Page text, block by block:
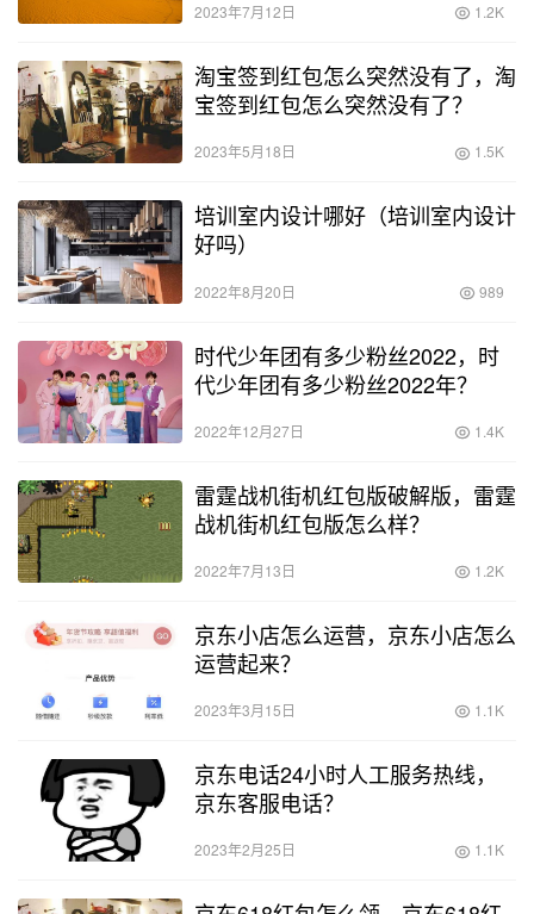
2023年7月12日 1.2K
淘宝签到红包怎么突然没有了，淘
宝签到红包怎么突然没有了？
2023年5月18日 1.5K
培训室内设计哪好（培训室内设计
好吗）
2022年8月20日 989
时代少年团有多少粉丝2022，时
代少年团有多少粉丝2022年？
2022年12月27日 1.4K
雷霆战机街机红包版破解版，雷霆
战机街机红包版怎么样？
2022年7月13日 1.2K
京东小店怎么运营，京东小店怎么
运营起来？
2023年3月15日 1.1K
京东电话24小时人工服务热线，
京东客服电话？
2023年2月25日 1.1K